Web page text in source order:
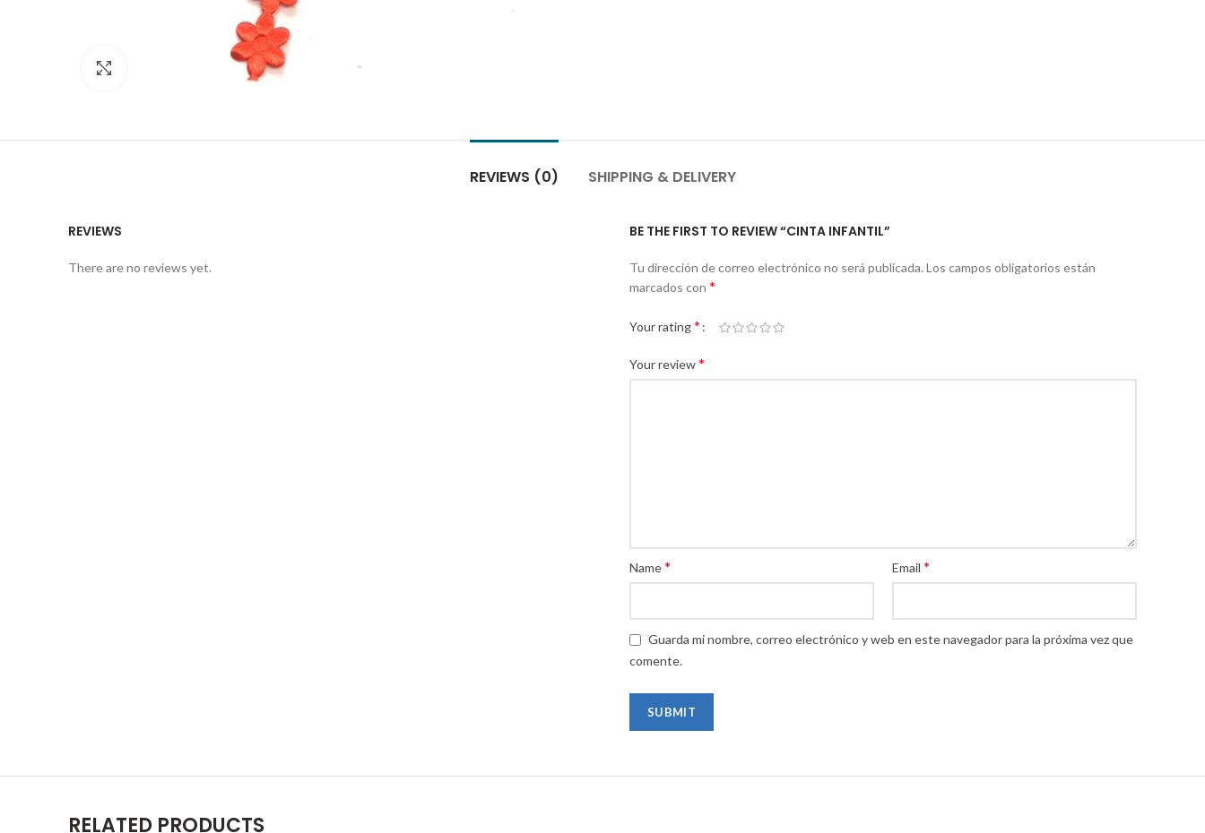
REVIEWS (0) SHIPPING & DELIVERY
REVIEWS
There are no reviews yet.
BE THE FIRST TO REVIEW “CINTA INFANTIL”
Tu dirección de correo electrónico no será publicada. Los campos obligatorios están
marcados con *
Your rating*
Your review*
Name* Email *
Guarda mi nombre, correo electrónico y web en este navegador para la próxima vez que
comente.
RELATED PRODUCTS